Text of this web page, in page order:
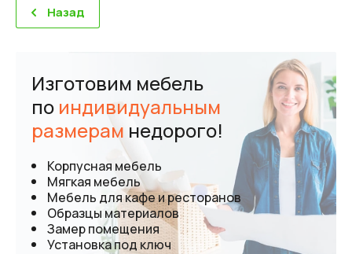
Назад
Изготовим мебель
по индивидуальным
размерам недорого!
Корпусная мебель
Мягкая мебель
Мебель для кафе и ресторанов
Образцы материалов
Замер помещения
Установка под ключ